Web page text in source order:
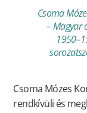
Csoma
– Magyar
Csoma Mózes
rendkívüli és